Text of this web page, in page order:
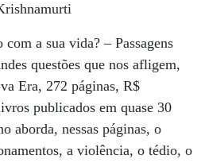
a sua vida? – Passagens
questões que nos afligem,
Era, 272 páginas, R$
publicados em quase 30
aborda, nessas páginas, o
a violência, o tédio, o